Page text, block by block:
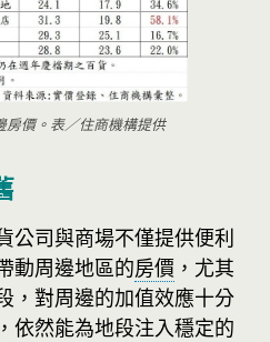
房價。表／住商機構提供
公司與商場不僅提供便利
動周邊地區的房價 ，尤其
，對周邊的加值效應十分
依然能為地段注入穩定的